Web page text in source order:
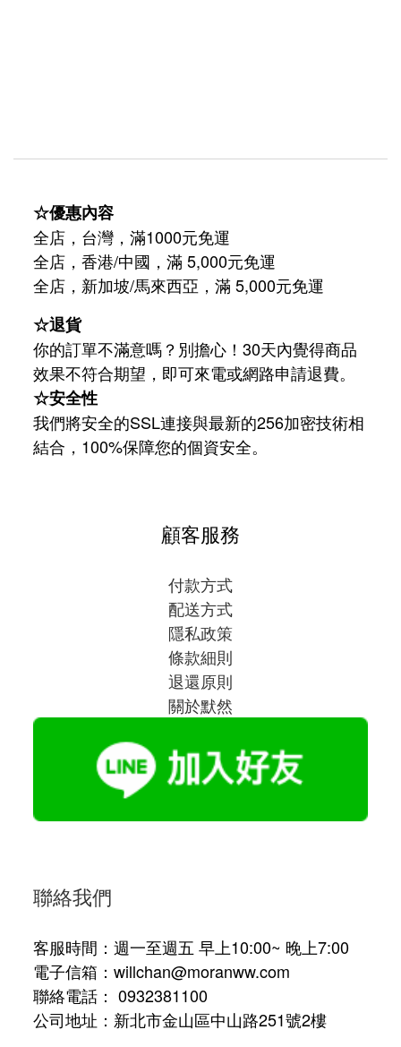
☆優惠內容
全店，台灣，滿1000元免運
全店，香港/中國，滿 5,000元免運
全店，新加坡/馬來西亞，滿 5,000元免運
☆退貨
你的訂單不滿意嗎？別擔心！30天內覺得商品
效果不符合期望，即可來電或網路申請退費。
☆安全性
我們將安全的SSL連接與最新的256加密技術相
結合，100%保障您的個資安全。
顧客服務
付款方式
配送方式
隱私政策
條款細則
退還原則
關於默然
聯絡我們
客服時間：週一至週五 早上10:00~ 晚上7:00
電子信箱：willchan@moranww.com
聯絡電話： 0932381100
公司地址：新北市金山區中山路251號2樓